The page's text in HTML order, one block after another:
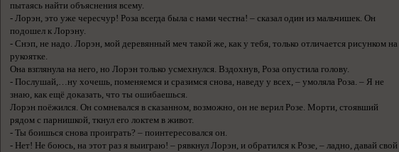
пытаясь найти объяснения всему.
- Лорэн, это уже чересчур! Роза всегда была с нами честна! – сказал один из мальчишек. Он
подошел к Лорэну.
- Снэп, не надо. Лорэн, мой деревянный меч такой же, как у тебя, только отличается рисунком на
рукоятке.
Она взглянула на него, но Лорэн только усмехнулся. Вздохнув, Роза опустила голову.
- Послушай,…ну хочешь, поменяемся и сразимся снова, наведу у всех, – умоляла Роза. – Я не
знаю, как ещё доказать, что ты ошибаешься.
Лорэн поёжился. Он сомневался в сказанном, возможно, он не верил Розе. Морти, стоявший
рядом с парнишкой, ткнул его локтем в живот.
- Ты боишься снова проиграть? – поинтересовался он.
- Нет! Не боюсь, на этот раз я выиграю! – рявкнул Лорэн, и обратился к Розе, – ладно, давай свой